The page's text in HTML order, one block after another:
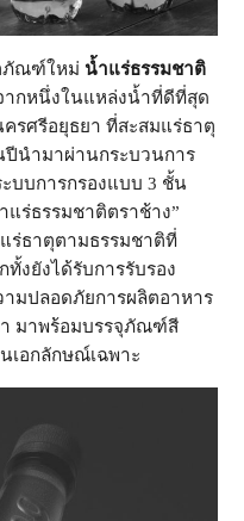
ภัณฑ์ใหม่ น้ำแร่ธรรมชาติ
ากหนึ่งในแหล่งน้ำที่ดีที่สุด
รศรีอยุธยา ที่สะสมแร่ธาตุ
ปีนำมาผ่านกระบวนการ
บบการกรองแบบ 3 ชั้น
ำแร่ธรรมชาติตราช้าง”
ร่ธาตุตามธรรมชาติที่
งยังได้รับการรับรอง
มปลอดภัยการผลิตอาหาร
า มาพร้อมบรรจุภัณฑ์สี
เอกลักษณ์เฉพาะ